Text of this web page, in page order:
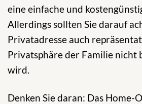
eine einfache und
Allerdings sollten Sie darauf
Privatadresse auch
Privatsphäre der Familie nicht
wird.
Denken Sie daran: Das Home-